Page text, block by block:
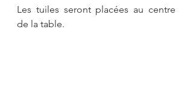
Les tuiles seront placées au centre
de la table.